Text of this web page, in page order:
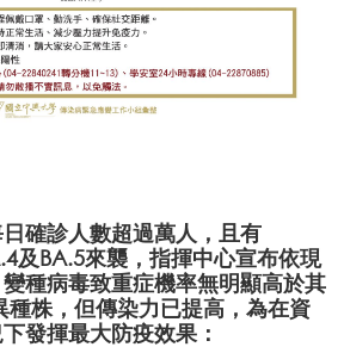
確診人數超過萬人，且有
及BA.5來襲，指揮中心宣布依現
種病毒致重症機率無明顯高於其
株，但傳染力已提高，為在資
發揮最大防疫效果：